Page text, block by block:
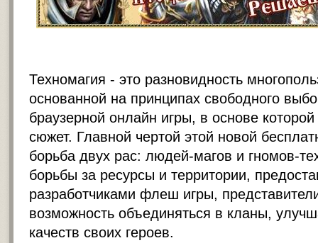
Техномагия - это разновидность
основанной на принципах свободного
браузерной онлайн игры, в основе
сюжет. Главной чертой этой новой
борьба двух рас: людей-магов и гномов-
борьбы за ресурсы и территории,
разработчиками флеш игры,
возможность объединяться в кланы,
качеств своих героев.